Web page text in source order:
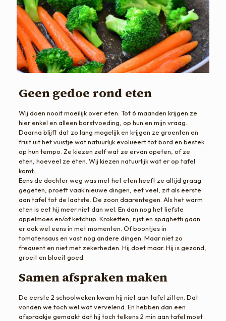
Geen gedoe rond eten
Wij doen nooit moeilijk over eten. Tot 6 maanden krijgen ze
hier enkel en alleen borstvoeding, op hun en mijn vraag.
Daarna blijft dat zo lang mogelijk en krijgen ze groenten en
fruit uit het vuistje wat natuurlijk evolueert tot bord en bestek
op hun tempo. Ze kiezen zelf wat ze ervan opeten, of ze
eten, hoeveel ze eten. Wij kiezen natuurlijk wat er op tafel
komt.
Eens de dochter weg was met het eten heeft ze altijd graag
gegeten, proeft vaak nieuwe dingen, eet veel, zit als eerste
aan tafel tot de laatste. De zoon daarentegen. Als het warm
eten is eet hij meer niet dan wel. En dan nog het liefste
appelmoes en/of ketchup. Kroketten, rijst en spaghetti gaan
er ook wel eens in met momenten. Of boontjes in
tomatensaus en vast nog andere dingen. Maar niet zo
frequent en niet met zekerheden. Hij doet maar. Hij is gezond,
groeit en bloeit goed.
Samen afspraken maken
De eerste 2 schoolweken kwam hij niet aan tafel zitten. Dat
vonden we toch wel wat vervelend. En hebben dan een
afspraakje gemaakt dat hij toch telkens 2 min aan tafel moet